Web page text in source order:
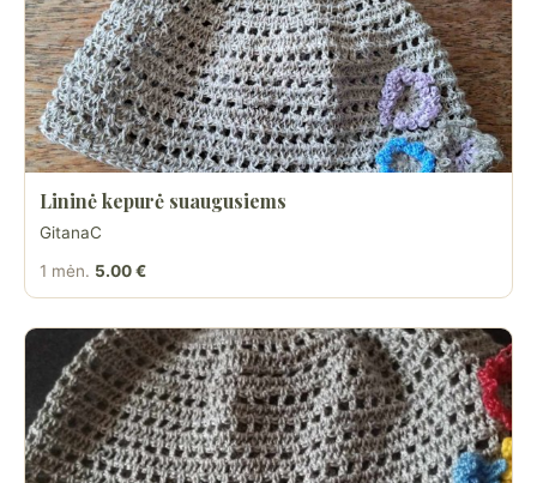
Lininė kepurė suaugusiems
GitanaC
1 mėn. 5.00 €